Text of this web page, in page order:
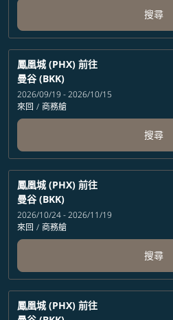
搜尋
鳳凰城 (PHX) 前往
曼谷 (BKK)
2026/09/19 - 2026/10/15
來回 / 商務艙
搜尋
鳳凰城 (PHX) 前往
曼谷 (BKK)
2026/10/24 - 2026/11/19
來回 / 商務艙
搜尋
鳳凰城 (PHX) 前往